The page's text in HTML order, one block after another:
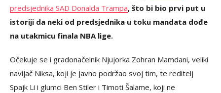
predsjednika SAD Donalda Trampa, što bi bio prvi put u
istoriji da neki od predsjednika u toku mandata dođe
na utakmicu finala NBA lige.
Očekuje se i gradonačelnik Njujorka Zohran Mamdani, veliki
navijač Niksa, koji je javno podržao svoj tim, te reditelj
Spajk Li i glumci Ben Stiler i Timoti Šalame, koji ne